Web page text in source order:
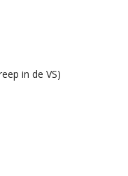
in de VS)